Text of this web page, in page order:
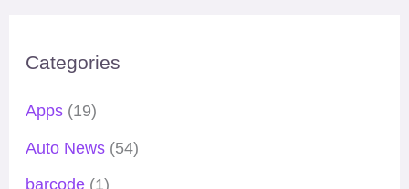
Categories
Apps(19)
Auto News(54)
barcode(1)